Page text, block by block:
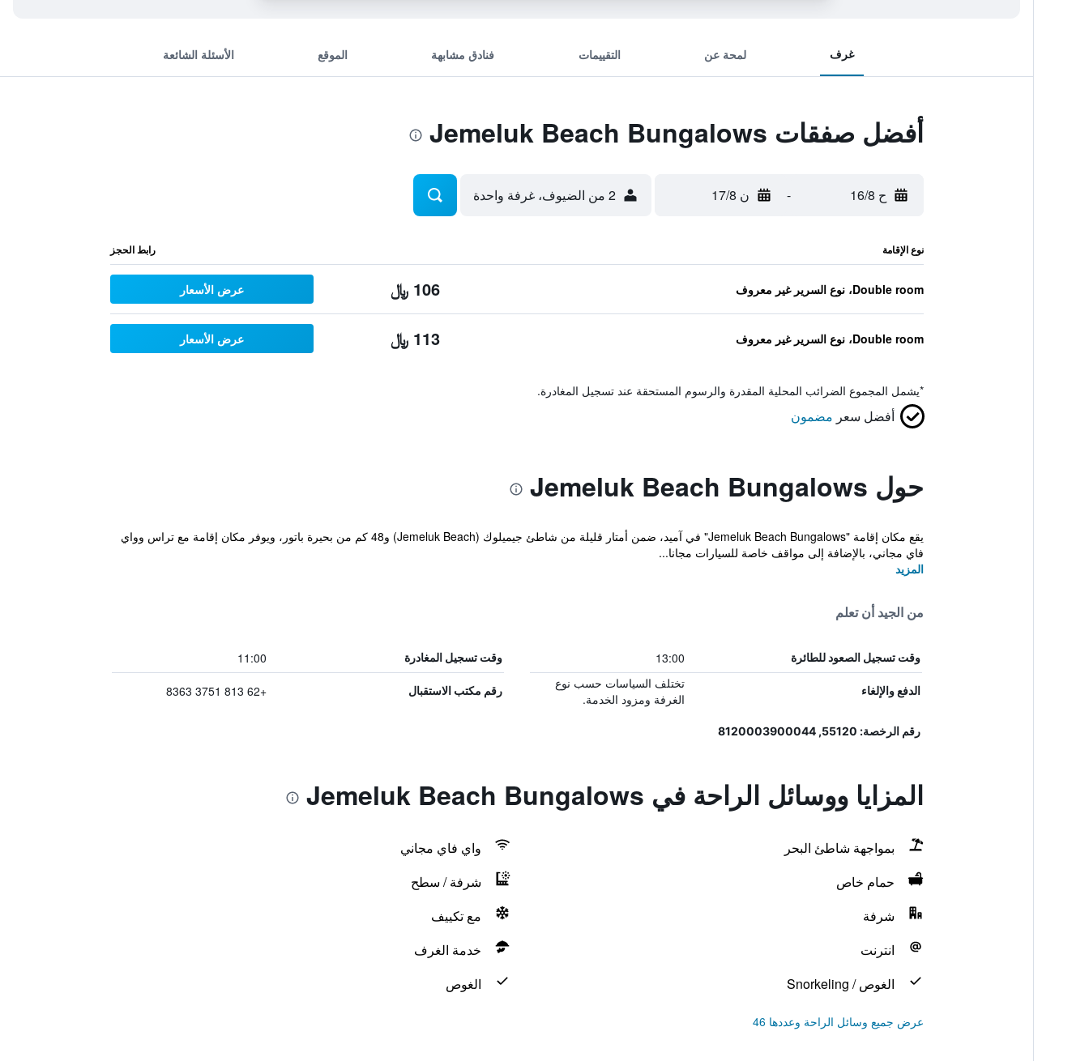
غرف لمحة عن التقييمات فنادق مشابهة الموقع الأسئلة الشائعة
أفضل صفقات Jemeluk Beach Bungalows
ح 16/8 - ن 17/8 2 من الضيوف، غرفة واحدة
نوع الإقامة رابط الحجز
Double room، نوع السرير غير معروف 106 ﷼ عرض الأسعار
Double room، نوع السرير غير معروف 113 ﷼ عرض الأسعار
*يشمل المجموع الضرائب المحلية المقدرة والرسوم المستحقة عند تسجيل المغادرة.
أفضل سعر مضمون
حول Jemeluk Beach Bungalows
يقع مكان إقامة "Jemeluk Beach Bungalows" في آميد، ضمن أمتار قليلة من شاطئ جيميلوك (Jemeluk Beach) و48 كم من بحيرة باتور، ويوفر مكان إقامة مع تراس وواي
فاي مجاني، بالإضافة إلى مواقف خاصة للسيارات مجانا...
المزيد
من الجيد أن تعلم
وقت تسجيل الصعود للطائرة 13:00 وقت تسجيل المغادرة 11:00
الدفع والإلغاء
تختلف السياسات حسب نوع
الغرفة ومزود الخدمة.
رقم مكتب الاستقبال +62 813 3751 8363
رقم الرخصة: 55120, 8120003900044
المزايا ووسائل الراحة في Jemeluk Beach Bungalows
بمواجهة شاطئ البحر
واي فاي مجاني
حمام خاص
شرفة / سطح
شرفة
مع تكييف
انترنت
خدمة الغرف
الغوص / Snorkeling
الغوص
عرض جميع وسائل الراحة وعددها 46